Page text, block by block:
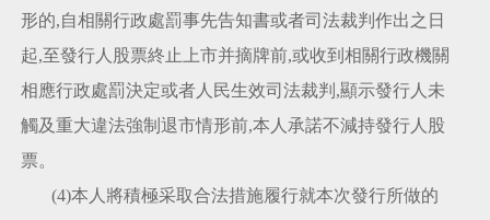
形的,自相關行政處罰事先告知書或者司法裁判作出之日
起,至發行人股票終止上市并摘牌前,或收到相關行政機關
相應行政處罰決定或者人民生效司法裁判,顯示發行人未
觸及重大違法強制退市情形前,本人承諾不減持發行人股
票。
(4)本人將積極采取合法措施履行就本次發行所做的